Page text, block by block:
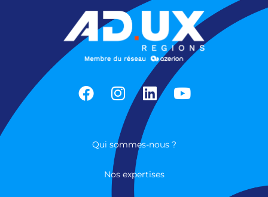
Qui sommes-nous ?
Nos expertises